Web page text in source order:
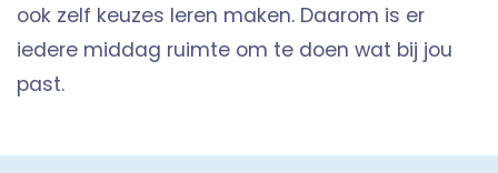
ook zelf keuzes leren maken. Daarom is er
iedere middag ruimte om te doen wat bij jou
past.